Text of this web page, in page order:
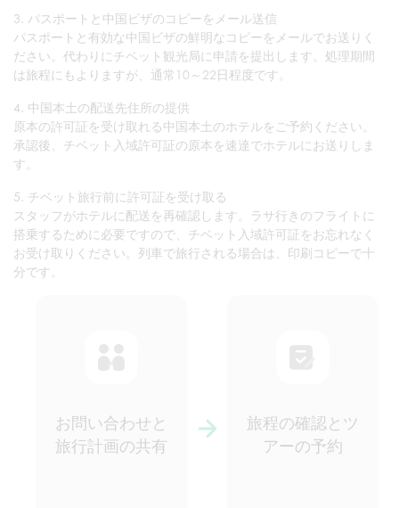
3. パスポートと中国ビザのコピーをメール送信
パスポートと有効な中国ビザの鮮明なコピーをメールでお送りく
ださい。代わりにチベット観光局に申請を提出します。処理期間
は旅程にもよりますが、通常10～22日程度です。
4. 中国本土の配送先住所の提供
原本の許可証を受け取れる中国本土のホテルをご予約ください。
承認後、チベット入域許可証の原本を速達でホテルにお送りしま
す。
5. チベット旅行前に許可証を受け取る
スタッフがホテルに配送を再確認します。ラサ行きのフライトに
搭乗するために必要ですので、チベット入域許可証をお忘れなく
お受け取りください。列車で旅行される場合は、印刷コピーで十
分です。
お問い合わせと
旅行計画の共有
旅程の確認とツ
アーの予約